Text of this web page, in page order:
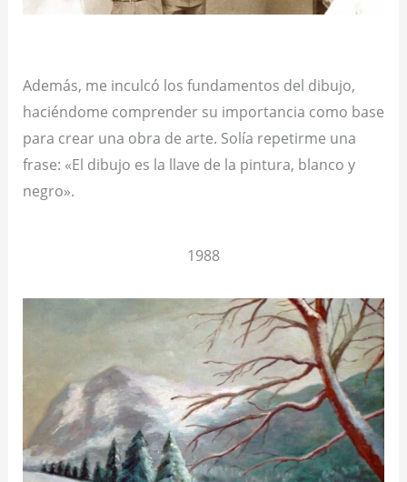
Además, me inculcó los fundamentos del dibujo,
haciéndome comprender su importancia como base
para crear una obra de arte. Solía repetirme una
frase: «El dibujo es la llave de la pintura, blanco y
negro».
1988